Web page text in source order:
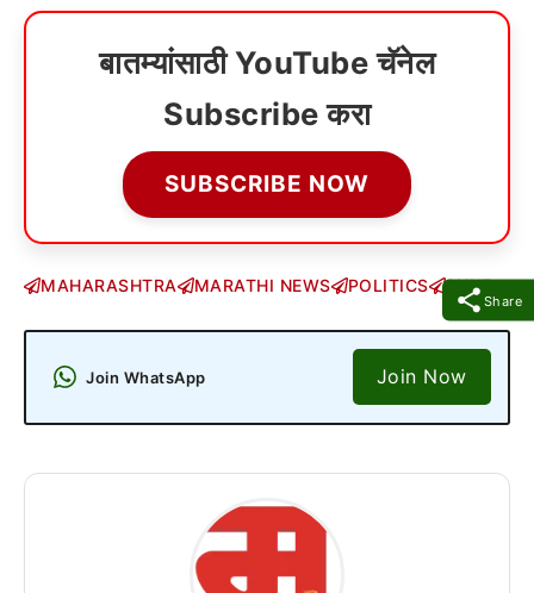
Share
बातम्यांसाठी YouTube चॅनेल
Subscribe करा
SUBSCRIBE NOW
MAHARASHTRA MARATHI NEWS POLITICS PUNE
Join WhatsApp Join Now